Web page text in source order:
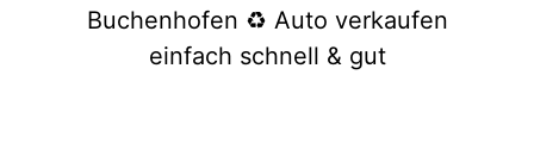
Buchenhofen ♻️ Auto verkaufen
einfach schnell & gut